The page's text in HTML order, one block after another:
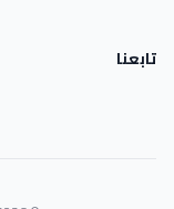
تابعنا